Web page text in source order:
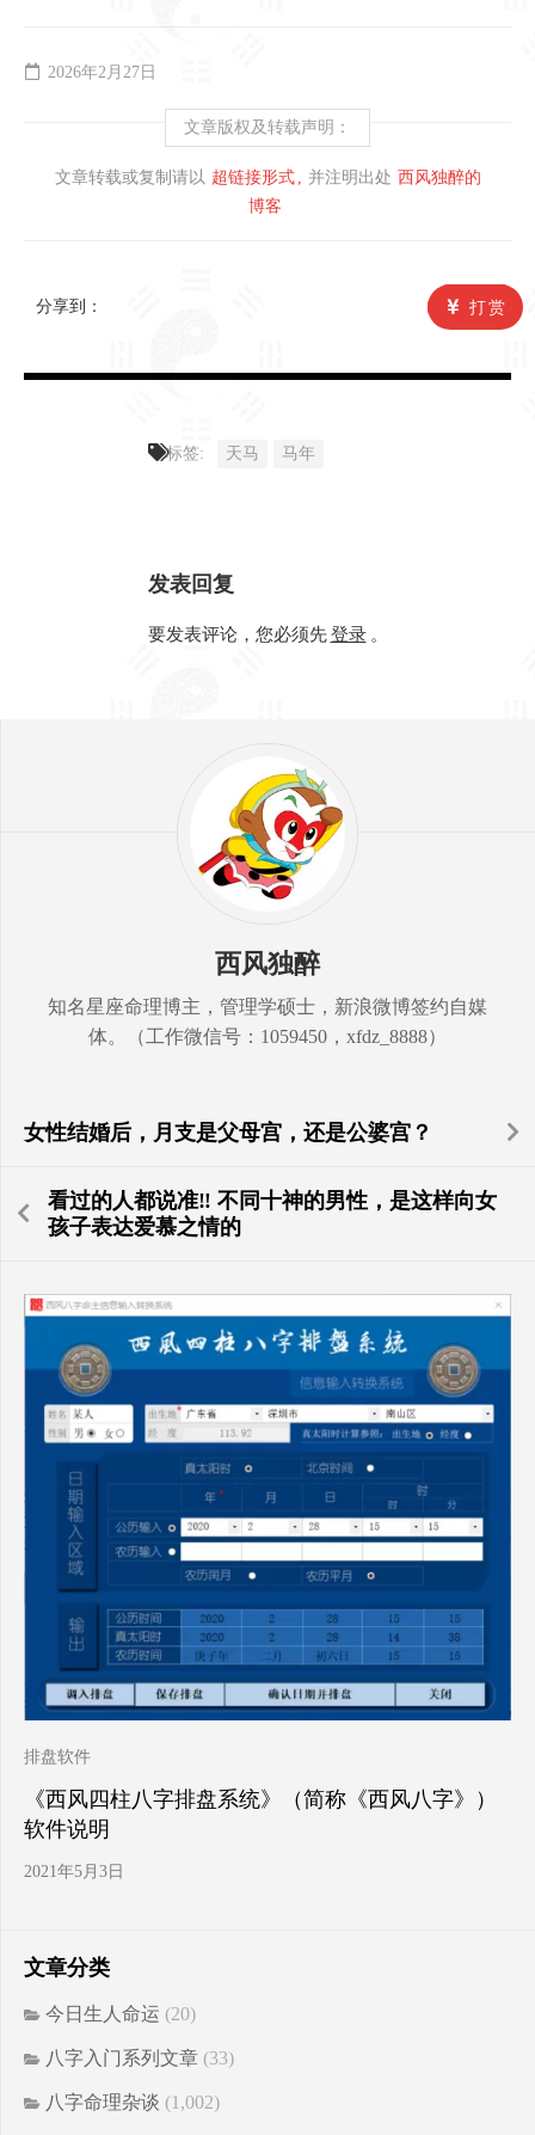
2026年2月27日
文章版权及转载声明：
文章转载或复制请以 超链接形式 并注明出处 西风独醉的
博客
分享到： 打赏
标签: 天马 马年
发表回复
要发表评论，您必须先 登录 。
西风独醉
知名星座命理博主，管理学硕士，新浪微博签约自媒
体。（工作微信号：1059450，xfdz_8888）
女性结婚后，月支是父母宫，还是公婆宫？
看过的人都说准‼️ 不同十神的男性，是这样向女
孩子表达爱慕之情的
排盘软件
《西风四柱八字排盘系统》（简称《西风八字》）
软件说明
2021年5月3日
文章分类
今日生人命运 (20)
八字入门系列文章 (33)
八字命理杂谈 (1,002)